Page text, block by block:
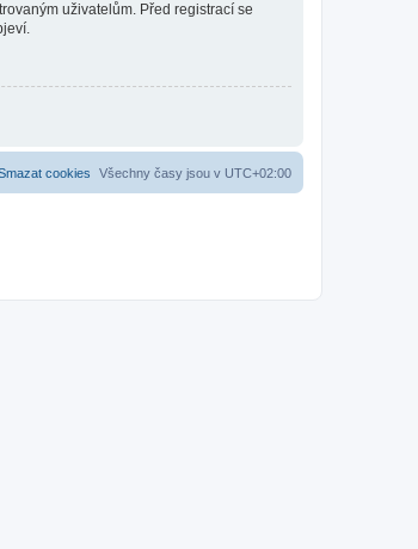
uživatelům. Před registrací se
Všechny časy jsou v UTC+02:00
cookies